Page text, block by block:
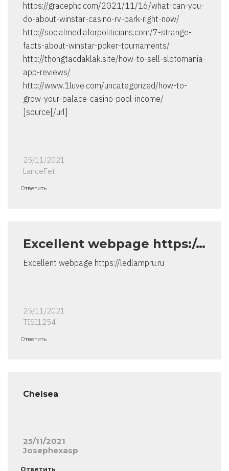
https://gracephc.com/2021/11/16/what-can-you-
do-about-winstar-casino-rv-park-right-now/
http://socialmediaforpoliticians.com/7-strange-
facts-about-winstar-poker-tournaments/
http://thongtacdaklak.site/how-to-sell-slotomania-
app-reviews/
http://www.1luve.com/uncategorized/how-to-
grow-your-palace-casino-pool-income/
]source[/url]
25/11/2021
LanceFet
Ответить
Excellent webpage https:/…
Excellent webpage https://ledlampru.ru
25/11/2021
TISI1254
Ответить
Chelsea
25/11/2021
Josephexasp
Ответить